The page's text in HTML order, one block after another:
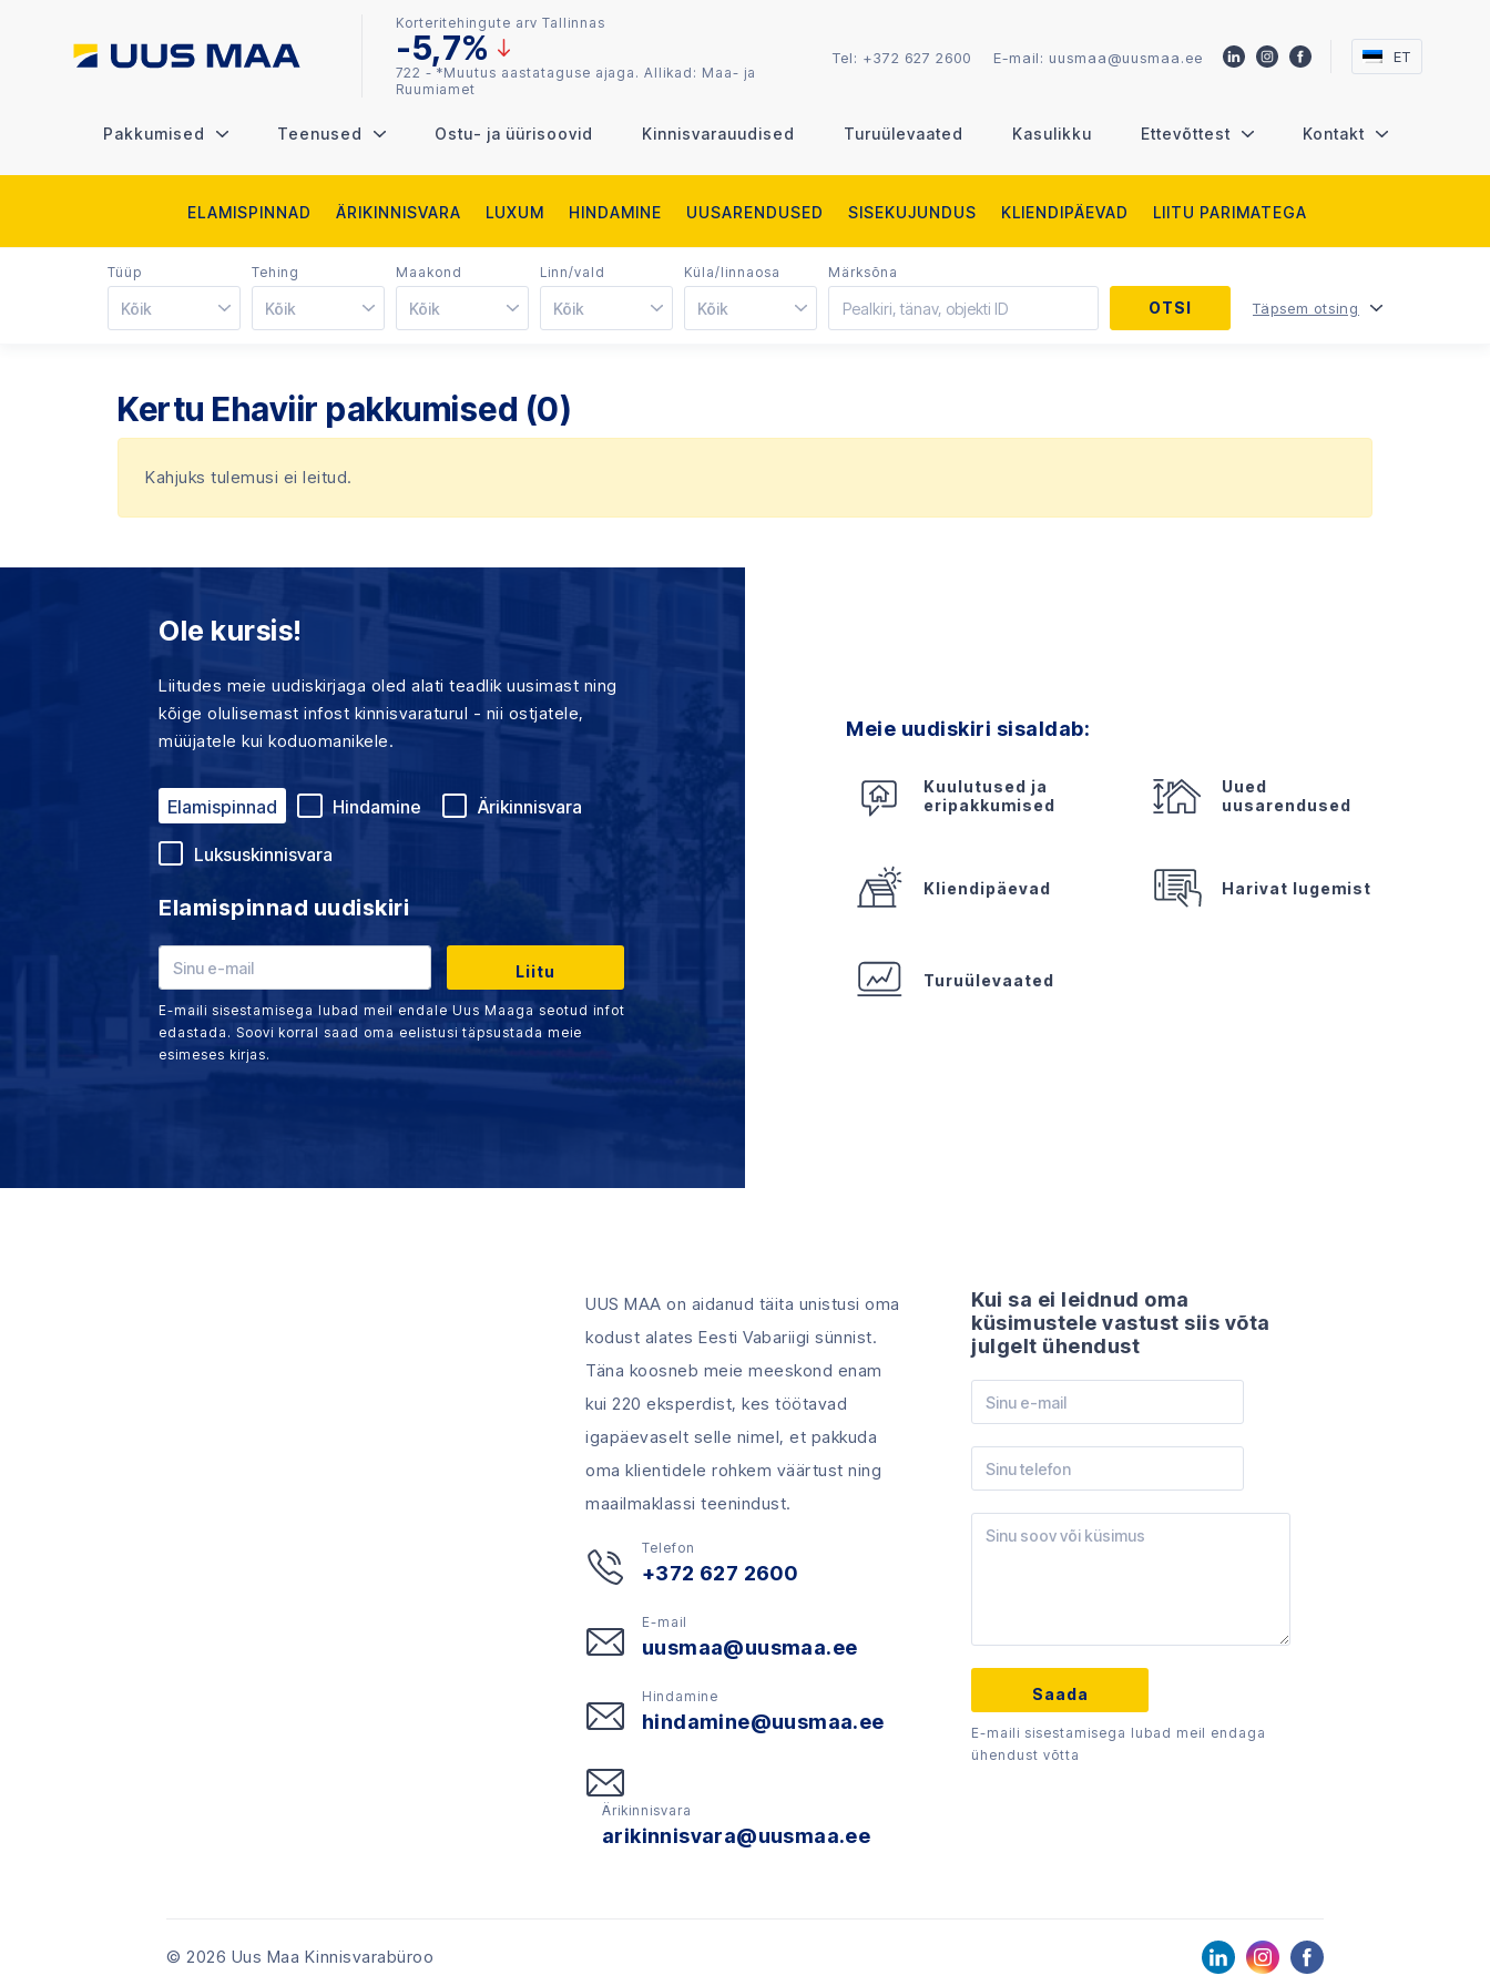
Korteritehingute arv Tallinnas
-5,7%
722 - *Muutus aastataguse ajaga. Allikad: Maa- ja
Ruumiamet
Tel: +372 627 2600 E-mail: uusmaa@uusmaa.ee ET
Pakkumised Teenused Ostu- ja üürisoovid Kinnisvarauudised Turuülevaated Kasulikku Ettevõttest Kontakt
ELAMISPINNAD ÄRIKINNISVARA LUXUM HINDAMINE UUSARENDUSED SISEKUJUNDUS KLIENDIPÄEVAD LIITU PARIMATEGA
Tüüp
Kõik
Tehing
Kõik
Maakond
Kõik
Linn/vald
Kõik
Küla/linnaosa
Kõik
Märksõna
Täpsem otsing
Kertu Ehaviir pakkumised (0)
Kahjuks tulemusi ei leitud.
Ole kursis!
Liitudes meie uudiskirjaga oled alati teadlik uusimast ning
kõige olulisemast infost kinnisvaraturul - nii ostjatele,
müüjatele kui koduomanikele.
Elamispinnad Hindamine Ärikinnisvara
Luksuskinnisvara
Elamispinnad uudiskiri
E-maili sisestamisega lubad meil endale Uus Maaga seotud infot
edastada. Soovi korral saad oma eelistusi täpsustada meie
esimeses kirjas.
Meie uudiskiri sisaldab:
Kuulutused ja
eripakkumised
Uued
uusarendused
Kliendipäevad Harivat lugemist
Turuülevaated
UUS MAA on aidanud täita unistusi oma
kodust alates Eesti Vabariigi sünnist.
Täna koosneb meie meeskond enam
kui 220 eksperdist, kes töötavad
igapäevaselt selle nimel, et pakkuda
oma klientidele rohkem väärtust ning
maailmaklassi teenindust.
Telefon
+372 627 2600
E-mail
uusmaa@uusmaa.ee
Hindamine
hindamine@uusmaa.ee
Ärikinnisvara
arikinnisvara@uusmaa.ee
Kui sa ei leidnud oma
küsimustele vastust siis võta
julgelt ühendust
E-maili sisestamisega lubad meil endaga
ühendust võtta
© 2026 Uus Maa Kinnisvarabüroo